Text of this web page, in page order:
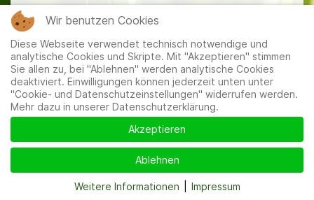
Mitglieder|Impressum| Datenschutzerklärung|Cookie-
und Datenschutzeinstellungen
Wir benutzen Cookies
Diese Webseite verwendet technisch notwendige und
analytische Cookies und Skripte. Mit "Akzeptieren" stimmen
Sie allen zu, bei "Ablehnen" werden analytische Cookies
deaktiviert. Einwilligungen können jederzeit unten unter
"Cookie- und Datenschutzeinstellungen" widerrufen werden.
Mehr dazu in unserer Datenschutzerklärung.
Akzeptieren
Ablehnen
Weitere Informationen Impressum